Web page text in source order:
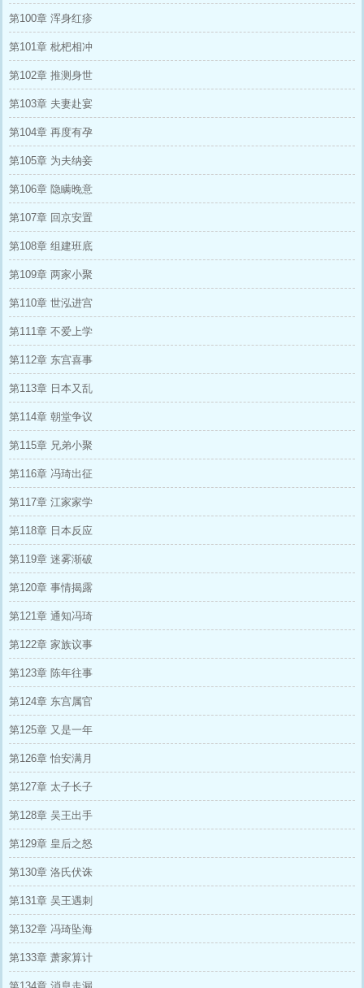
第100章 浑身红疹
第101章 枇杷相冲
第102章 推测身世
第103章 夫妻赴宴
第104章 再度有孕
第105章 为夫纳妾
第106章 隐瞒晚意
第107章 回京安置
第108章 组建班底
第109章 两家小聚
第110章 世泓进宫
第111章 不爱上学
第112章 东宫喜事
第113章 日本又乱
第114章 朝堂争议
第115章 兄弟小聚
第116章 冯琦出征
第117章 江家家学
第118章 日本反应
第119章 迷雾渐破
第120章 事情揭露
第121章 通知冯琦
第122章 家族议事
第123章 陈年往事
第124章 东宫属官
第125章 又是一年
第126章 怡安满月
第127章 太子长子
第128章 吴王出手
第129章 皇后之怒
第130章 洛氏伏诛
第131章 吴王遇刺
第132章 冯琦坠海
第133章 萧家算计